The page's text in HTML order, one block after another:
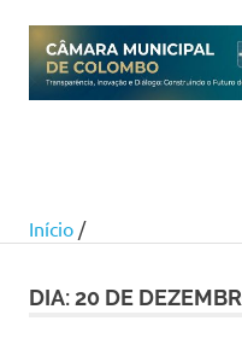
content
Início /
DIA:20 DE